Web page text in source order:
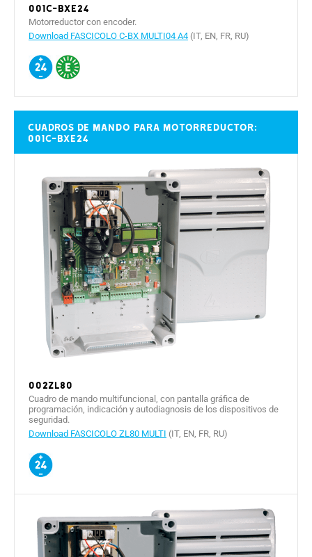
001C-BXE24
Motorreductor con encoder.
Download FASCICOLO C-BX MULTI04 A4 (IT, EN, FR, RU)
Cuadros de mando para motorreductor:
001C-BXE24
002ZL80
Cuadro de mando multifuncional, con pantalla gráfica de
programación, indicación y autodiagnosis de los dispositivos de
seguridad.
Download FASCICOLO ZL80 MULTI (IT, EN, FR, RU)